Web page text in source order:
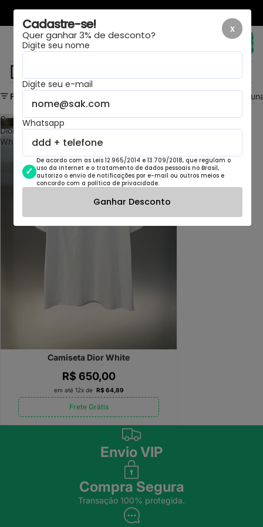
LAYOUT NOVO, MESMA LOJA
Total de
itens no
carrinho:
DIOR - CAMISETAS
Filtrar Grade da
Camiseta
Dior
White
Camiseta Dior White
R$ 650,00
em até 12x de R$ 64,89
Frete Grátis
Envio VIP
Compra Segura
Transação 100% protegida.
x
Cadastre-se!
Quer ganhar 3% de desconto?
Digite seu nome
Digite seu e-mail
Whatsapp
De acordo com as Leis 12.965/2014 e 13.709/2018, que regulam o
uso da Internet e o tratamento de dados pessoais no Brasil,
autorizo o envio de notificações por e-mail ou outros meios e
concordo com a política de privacidade.
Ganhar Desconto